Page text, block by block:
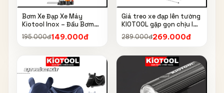
Bơm Xe Đạp Xe Máy
Kiotool Inox – Đầu Bơm
Thông Minh, Kèm Bơm
Bóng, Đồng Hồ 160 PSI
195.000đ149.000đ
Giá treo xe đạp lên tường
KIOTOOL gập gọn chịu lực
cao kèm móc treo mũ bảo
hiểm
289.000đ269.000đ